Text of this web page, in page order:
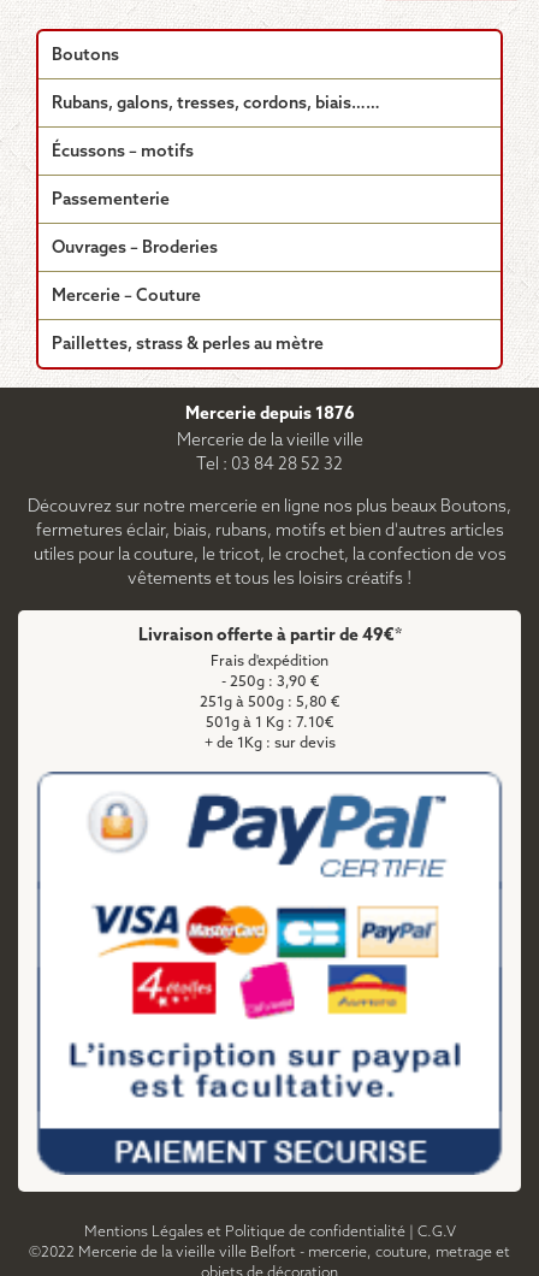
Boutons
Rubans, galons, tresses, cordons, biais……
Écussons – motifs
Passementerie
Ouvrages – Broderies
Mercerie – Couture
Paillettes, strass & perles au mètre
Mercerie depuis 1876
Mercerie de la vieille ville
Tel : 03 84 28 52 32
Découvrez sur notre mercerie en ligne nos plus beaux Boutons,
fermetures éclair, biais, rubans, motifs et bien d'autres articles
utiles pour la couture, le tricot, le crochet, la confection de vos
vêtements et tous les loisirs créatifs !
Livraison offerte à partir de 49€*
Frais d'expédition
- 250g : 3,90 €
251g à 500g : 5,80 €
501g à 1 Kg : 7.10€
+ de 1Kg : sur devis
Mentions Légales et Politique de confidentialité| C.G.V
©2022 Mercerie de la vieille ville Belfort - mercerie, couture, metrage et